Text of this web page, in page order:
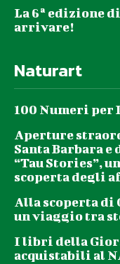
Per prenotazione e
numero
La 6ª edizione
arrivare!
Naturart
100 Numeri per
Aperture
Santa Barbara e
“Tau Stories”,
scoperta degli
Alla scoperta di
un viaggio tra
I libri della
acquistabili al